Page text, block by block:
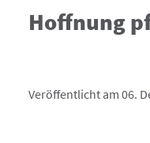
Hoffnung
Veröffentlicht am 06.